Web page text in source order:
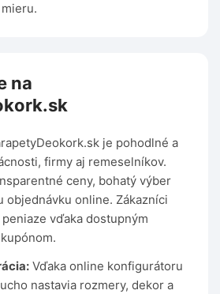
na
je pohodlné a
firmy aj remeselníkov.
ceny, bohatý výber
objednávku online. Zákazníci
vďaka dostupným
Vďaka online konfigurátoru
nastavia rozmery, dekor a